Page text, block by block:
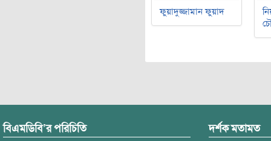
ফুয়াদুজ্জামান ফুয়াদ
বিএমডিবি’র পরিচিতি দর্শক মতামত